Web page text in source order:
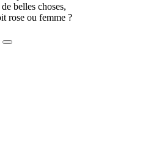
belles choses,
rose ou femme ?